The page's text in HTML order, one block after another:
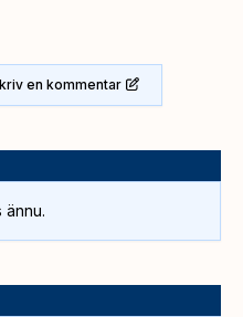
en kommentar
ännu.